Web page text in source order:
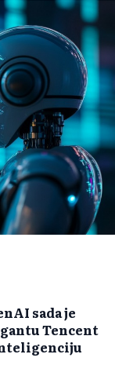
sada je
Tencent